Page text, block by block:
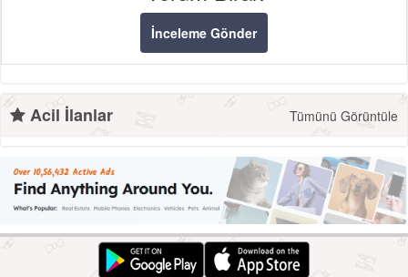
İnceleme Gönder
Acil İlanlar Tümünü Görüntüle